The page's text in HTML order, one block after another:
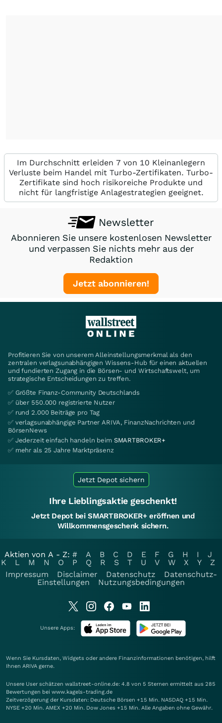
Im Durchschnitt erleiden 7 von 10 Kleinanlegern
Verluste beim Handel mit Turbo-Zertifikaten. Turbo-
Zertifikate sind hoch risikoreiche Produkte und
nicht für langfristige Anlagestrategien geeignet.
Newsletter
Abonnieren Sie unsere kostenlosen Newsletter
und verpassen Sie nichts mehr aus der
Redaktion
Jetzt abonnieren!
Profitieren Sie von unserem Alleinstellungsmerkmal als den
zentralen verlagsunabhängigen Wissens-Hub für einen aktuellen
und fundierten Zugang in die Börsen- und Wirtschaftswelt, um
strategische Entscheidungen zu treffen.
✅ Größte Finanz-Community Deutschlands
✅ über 550.000 registrierte Nutzer
✅ rund 2.000 Beiträge pro Tag
✅ verlagsunabhängige Partner ARIVA, FinanzNachrichten und
BörsenNews
✅ Jederzeit einfach handeln beim SMARTBROKER+
✅ mehr als 25 Jahre Marktpräsenz
Jetzt Depot sichern
Ihre Lieblingsaktie geschenkt!
Jetzt Depot bei SMARTBROKER+ eröffnen und
Willkommensgeschenk sichern.
Aktien von A - Z: # A B C D E F G H I
J
K
L M N O P Q R S T U V W X Y
Z
Impressum
Disclaimer Datenschutz
Datenschutz-
Einstellungen
Nutzungsbedingungen
Unsere Apps:
Wenn Sie Kursdaten, Widgets oder andere Finanzinformationen benötigen, hilft
Ihnen ARIVA gerne.
Unsere User schätzen wallstreet-online.de: 4.8 von 5 Sternen ermittelt aus 285
Bewertungen bei www.kagels-trading.de
Zeitverzögerung der Kursdaten: Deutsche Börsen +15 Min. NASDAQ +15 Min.
NYSE +20 Min. AMEX +20 Min. Dow Jones +15 Min. Alle Angaben ohne Gewähr.